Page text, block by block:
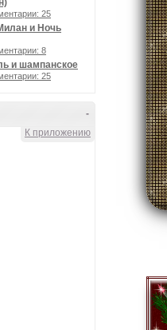
25
и Ночь
8
и шампанское
25
-
К приложению